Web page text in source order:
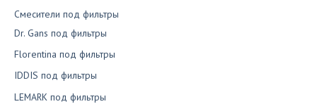
Смесители под фильтры
Dr. Gans под фильтры
Florentina под фильтры
IDDIS под фильтры
LEMARK под фильтры